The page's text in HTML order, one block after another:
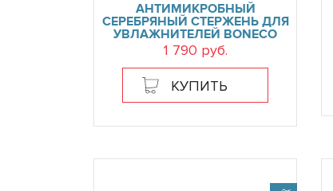
АНТИМИКРОБНЫЙ
СЕРЕБРЯНЫЙ СТЕРЖЕНЬ ДЛЯ
УВЛАЖНИТЕЛЕЙ BONECO
1 790 руб.
КУПИТЬ